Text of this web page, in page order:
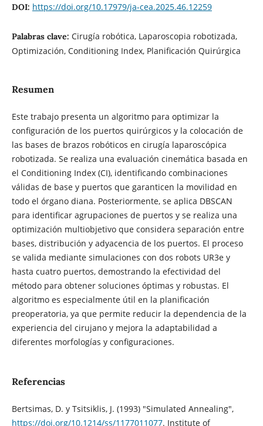
DOI: https://doi.org/10.17979/ja-cea.2025.46.12259
Palabras clave: Cirugía robótica, Laparoscopia robotizada,
Optimización, Conditioning Index, Planificación Quirúrgica
Resumen
Este trabajo presenta un algoritmo para optimizar la
configuración de los puertos quirúrgicos y la colocación de
las bases de brazos robóticos en cirugía laparoscópica
robotizada. Se realiza una evaluación cinemática basada en
el Conditioning Index (CI), identificando combinaciones
válidas de base y puertos que garanticen la movilidad en
todo el órgano diana. Posteriormente, se aplica DBSCAN
para identificar agrupaciones de puertos y se realiza una
optimización multiobjetivo que considera separación entre
bases, distribución y adyacencia de los puertos. El proceso
se valida mediante simulaciones con dos robots UR3e y
hasta cuatro puertos, demostrando la efectividad del
método para obtener soluciones óptimas y robustas. El
algoritmo es especialmente útil en la planificación
preoperatoria, ya que permite reducir la dependencia de la
experiencia del cirujano y mejora la adaptabilidad a
diferentes morfologías y configuraciones.
Referencias
Bertsimas, D. y Tsitsiklis, J. (1993) "Simulated Annealing",
https://doi.org/10.1214/ss/1177011077. Institute of